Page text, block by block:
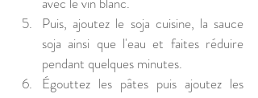
Puis, ajoutez le soja cuisine, la sauce
soja ainsi que l'eau et faites réduire
pendant quelques minutes.
Égouttez les pâtes puis ajoutez les